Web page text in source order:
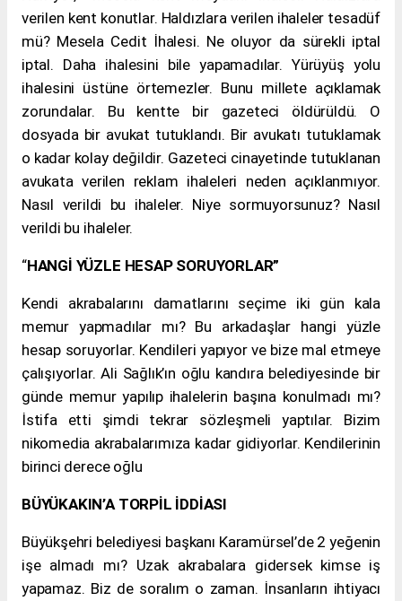
verilen kent konutlar. Haldızlara verilen ihaleler tesadüf
mü? Mesela Cedit İhalesi. Ne oluyor da sürekli iptal
iptal. Daha ihalesini bile yapamadılar. Yürüyüş yolu
ihalesini üstüne örtemezler. Bunu millete açıklamak
zorundalar. Bu kentte bir gazeteci öldürüldü. O
dosyada bir avukat tutuklandı. Bir avukatı tutuklamak
o kadar kolay değildir. Gazeteci cinayetinde tutuklanan
avukata verilen reklam ihaleleri neden açıklanmıyor.
Nasıl verildi bu ihaleler. Niye sormuyorsunuz? Nasıl
verildi bu ihaleler.
“HANGİ YÜZLE HESAP SORUYORLAR”
Kendi akrabalarını damatlarını seçime iki gün kala
memur yapmadılar mı? Bu arkadaşlar hangi yüzle
hesap soruyorlar. Kendileri yapıyor ve bize mal etmeye
çalışıyorlar. Ali Sağlık’ın oğlu kandıra belediyesinde bir
günde memur yapılıp ihalelerin başına konulmadı mı?
İstifa etti şimdi tekrar sözleşmeli yaptılar. Bizim
nikomedia akrabalarımıza kadar gidiyorlar. Kendilerinin
birinci derece oğlu
BÜYÜKAKIN’A TORPİL İDDİASI
Büyükşehri belediyesi başkanı Karamürsel’de 2 yeğenin
işe almadı mı? Uzak akrabalara gidersek kimse iş
yapamaz. Biz de soralım o zaman. İnsanların ihtiyacı